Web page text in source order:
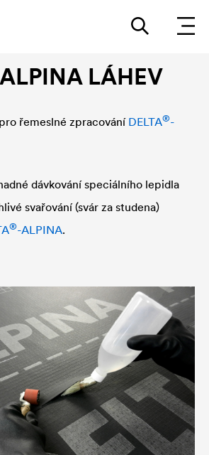
LÁHEV
řemeslné zpracováníDELTA®-
dávkování speciálního lepidla
svařování (svár za studena)
®-ALPINA.